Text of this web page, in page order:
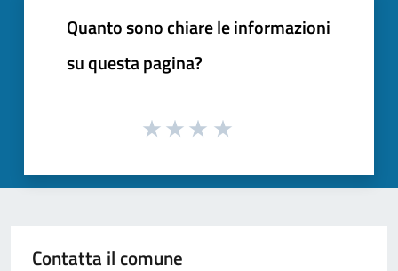
Quanto sono chiare le informazioni
su questa pagina?
Contatta il comune